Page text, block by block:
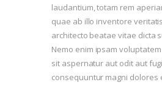
laudantium, totam rem
quae ab illo inventore
architecto beatae vitae dicta
Nemo enim ipsam
sit aspernatur aut odit aut
consequuntur magni dolores